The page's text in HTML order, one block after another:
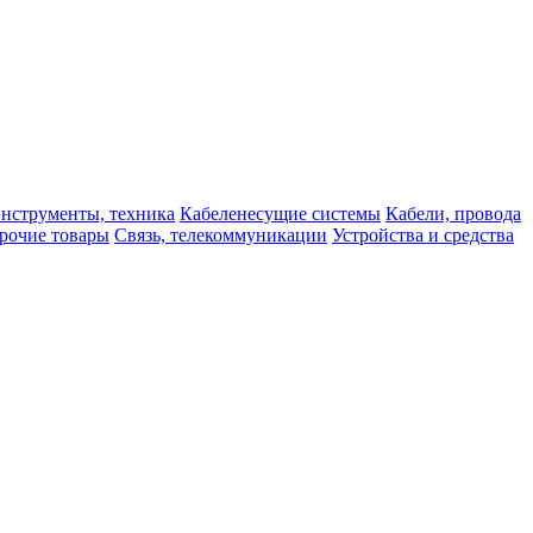
техника Кабеленесущие системы Кабели, провода
товары Связь, телекоммуникации Устройства и средства